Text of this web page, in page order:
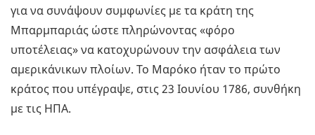
για να συνάψουν συμφωνίες με τα κράτη της
Μπαρμπαριάς ώστε πληρώνοντας «φόρο
υποτέλειας» να κατοχυρώνουν την ασφάλεια των
αμερικάνικων πλοίων. Το Μαρόκο ήταν το πρώτο
κράτος που υπέγραψε, στις 23 Ιουνίου 1786, συνθήκη
με τις ΗΠΑ.